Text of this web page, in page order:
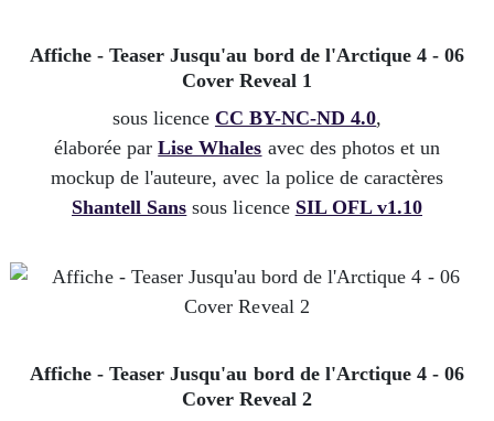
Affiche - Teaser Jusqu'au bord de l'Arctique 4 - 06
Cover Reveal 1
sous licence CC BY-NC-ND 4.0,
élaborée parLise Whales avec des photos et un
mockup de l'auteure, avec la police de caractères
Shantell Sans sous licence SIL OFL v1.10
Affiche - Teaser Jusqu'au bord de l'Arctique 4 - 06
Cover Reveal 2